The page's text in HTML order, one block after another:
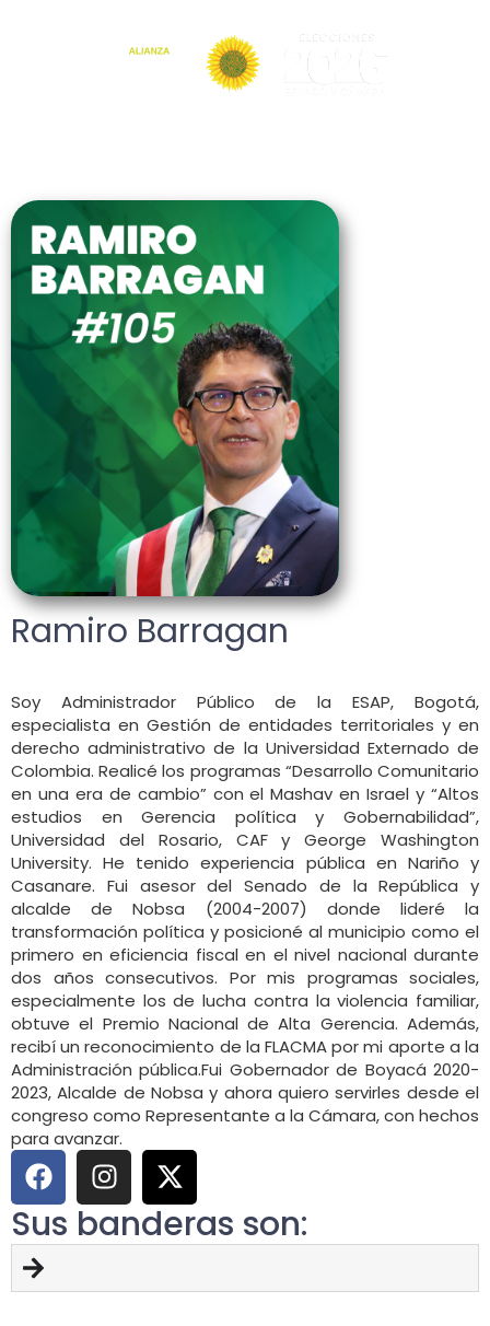
Ramiro Barragan
Soy Administrador Público de la ESAP, Bogotá,
especialista en Gestión de entidades territoriales y en
derecho administrativo de la Universidad Externado de
Colombia. Realicé los programas “Desarrollo Comunitario
en una era de cambio” con el Mashav en Israel y “Altos
estudios en Gerencia política y Gobernabilidad”,
Universidad del Rosario, CAF y George Washington
University. He tenido experiencia pública en Nariño y
Casanare. Fui asesor del Senado de la República y
alcalde de Nobsa (2004-2007) donde lideré la
transformación política y posicioné al municipio como el
primero en eficiencia fiscal en el nivel nacional durante
dos años consecutivos. Por mis programas sociales,
especialmente los de lucha contra la violencia familiar,
obtuve el Premio Nacional de Alta Gerencia. Además,
recibí un reconocimiento de la FLACMA por mi aporte a la
Administración pública.Fui Gobernador de Boyacá 2020-
2023, Alcalde de Nobsa y ahora quiero servirles desde el
congreso como Representante a la Cámara, con hechos
para avanzar.
Sus banderas son: